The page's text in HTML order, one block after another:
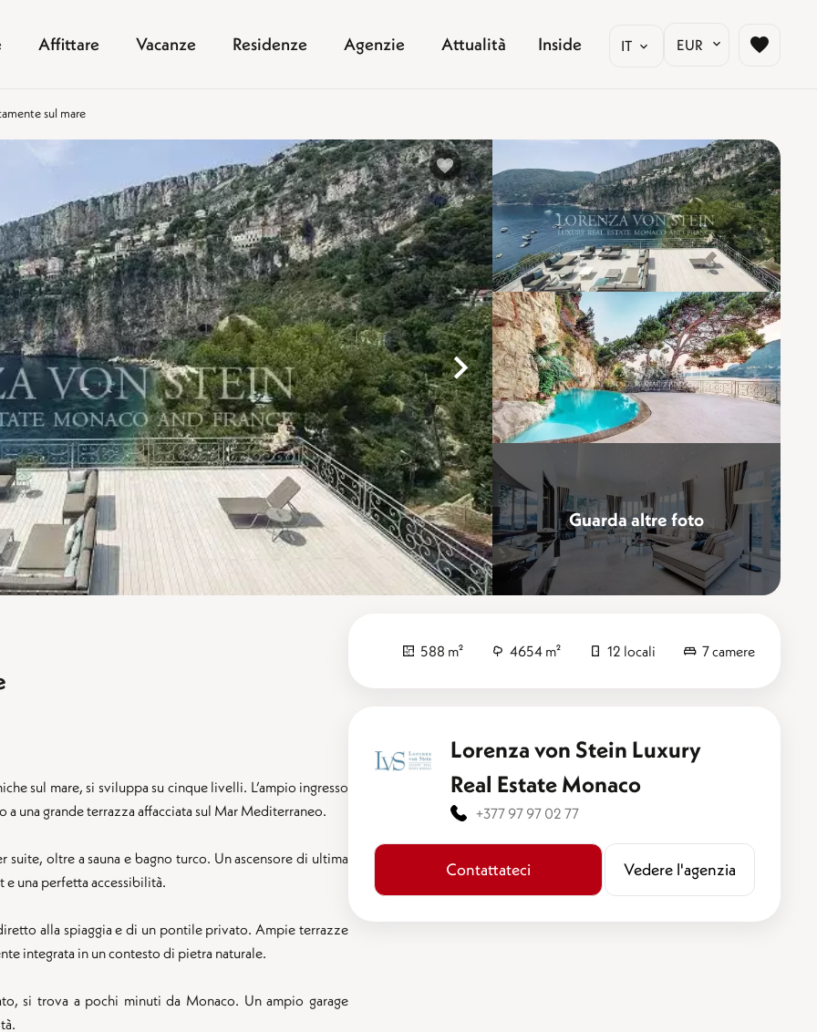
Affittare Vacanze Residenze Agenzie Attualità Inside IT EUR
sul mare
Perfezionare
Guarda altre foto
sul mare, si sviluppa su cinque livelli. L’ampio ingresso
una grande terrazza affacciata sul Mar Mediterraneo.
oltre a sauna e bagno turco. Un ascensore di ultima
una perfetta accessibilità.
alla spiaggia e di un pontile privato. Ampie terrazze
integrata in un contesto di pietra naturale.
si trova a pochi minuti da Monaco. Un ampio garage
588 m² 4654 m² 12 locali 7 camere
Lorenza von Stein Luxury
Real Estate Monaco
+377 97 97 02 77
Contattateci ​​Vedere l'agenzia